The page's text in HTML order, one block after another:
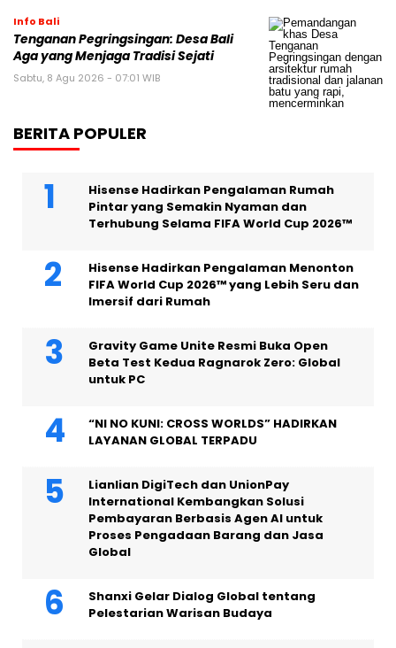
Info Bali
Tenganan Pegringsingan: Desa Bali
Aga yang Menjaga Tradisi Sejati
Sabtu, 8 Agu 2026 - 07:01 WIB
BERITA POPULER
Hisense Hadirkan Pengalaman Rumah
Pintar yang Semakin Nyaman dan
Terhubung Selama FIFA World Cup 2026™
Hisense Hadirkan Pengalaman Menonton
FIFA World Cup 2026™ yang Lebih Seru dan
Imersif dari Rumah
Gravity Game Unite Resmi Buka Open
Beta Test Kedua Ragnarok Zero: Global
untuk PC
“NI NO KUNI: CROSS WORLDS” HADIRKAN
LAYANAN GLOBAL TERPADU
Lianlian DigiTech dan UnionPay
International Kembangkan Solusi
Pembayaran Berbasis Agen AI untuk
Proses Pengadaan Barang dan Jasa
Global
Shanxi Gelar Dialog Global tentang
Pelestarian Warisan Budaya